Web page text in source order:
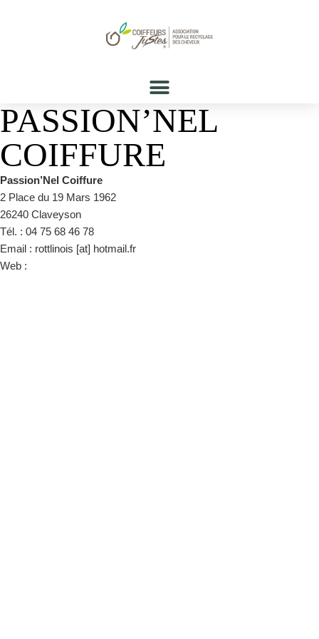
PASSION’NEL
COIFFURE
Passion’Nel Coiffure
2 Place du 19 Mars 1962
26240 Claveyson
Tél. : 04 75 68 46 78
Email : rottlinois [at] hotmail.fr
Web :